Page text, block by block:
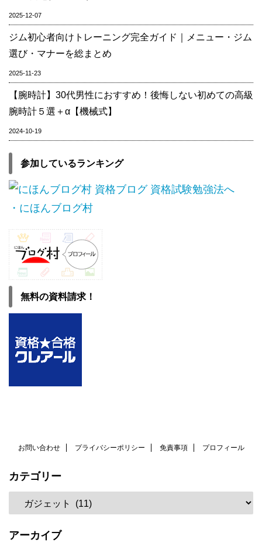
2025-12-07
ジム初心者向けトレーニング完全ガイド｜メニュー・ジム
選び・マナーを総まとめ
2025-11-23
【腕時計】30代男性におすすめ！後悔しない初めての高級
腕時計５選＋α【機械式】
2024-10-19
参加しているランキング
・にほんブログ村
無料の資料請求！
お問い合わせ プライバシーポリシー 免責事項 プロフィール
カテゴリー
アーカイブ